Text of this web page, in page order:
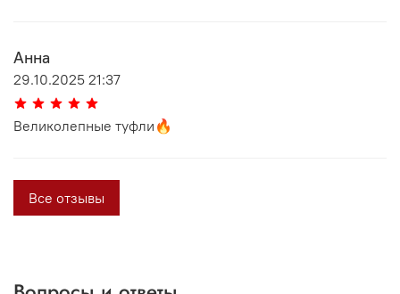
Анна
29.10.2025 21:37
Великолепные туфли🔥
Все отзывы